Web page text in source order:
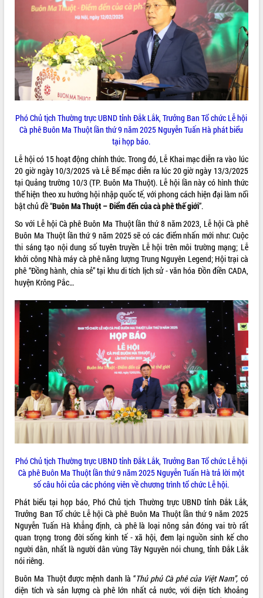
LIÊN KẾT WEB
THỐNG KÊ TRUY CẬP
Hôm nay: 10177
Tất cả: 66022917
Phó Chủ tịch Thường trực UBND tỉnh Đắk Lắk, Trưởng Ban Tổ chức Lễ hội
Cà phê Buôn Ma Thuột lần thứ 9 năm 2025 Nguyễn Tuấn Hà phát biểu
tại họp báo.
Lễ hội có 15 hoạt động chính thức. Trong đó, Lễ Khai mạc diễn ra vào lúc
20 giờ ngày 10/3/2025 và Lễ Bế mạc diễn ra lúc 20 giờ ngày 13/3/2025
tại Quảng trường 10/3 (TP. Buôn Ma Thuột). Lễ hội lần này có hình thức
thể hiện theo xu hướng hội nhập quốc tế, với phong cách hiện đại làm nổi
bật chủ đề “Buôn Ma Thuột – Điểm đến của cà phê thế giới”.
So với Lễ hội Cà phê Buôn Ma Thuột lần thứ 8 năm 2023, Lễ hội Cà phê
Buôn Ma Thuột lần thứ 9 năm 2025 sẽ có các điểm nhấn mới như: Cuộc
thi sáng tạo nội dung số tuyên truyền Lễ hội trên môi trường mạng; Lễ
khởi công Nhà máy cà phê năng lượng Trung Nguyên Legend; Hội trại cà
phê “Đồng hành, chia sẻ” tại khu di tích lịch sử - văn hóa Đồn điền CADA,
huyện Krông Pắc…
Phó Chủ tịch Thường trực UBND tỉnh Đắk Lắk, Trưởng Ban Tổ chức Lễ hội
Cà phê Buôn Ma Thuột lần thứ 9 năm 2025 Nguyễn Tuấn Hà trả lời một
số câu hỏi của các phóng viên về chương trình tổ chức Lễ hội.
Phát biểu tại họp báo, Phó Chủ tịch Thường trực UBND tỉnh Đắk Lắk,
Trưởng Ban Tổ chức Lễ hội Cà phê Buôn Ma Thuột lần thứ 9 năm 2025
Nguyễn Tuấn Hà khẳng định, cà phê là loại nông sản đóng vai trò rất
quan trọng trong đời sống kinh tế - xã hội, đem lại nguồn sinh kế cho
người dân, nhất là người dân vùng Tây Nguyên nói chung, tỉnh Đắk Lắk
nói riêng.
Buôn Ma Thuột được mệnh danh là “Thủ phủ Cà phê của Việt Nam”, có
diện tích và sản lượng cà phê lớn nhất cả nước, với diện tích khoảng